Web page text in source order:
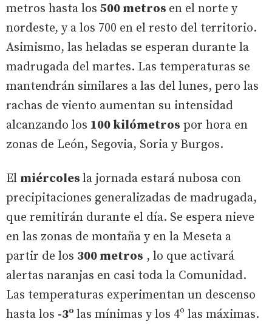
metros hasta los 500 metros en el norte y
nordeste, y a los 700 en el resto del territorio.
Asimismo, las heladas se esperan durante la
madrugada del martes. Las temperaturas se
mantendrán similares a las del lunes, pero las
rachas de viento aumentan su intensidad
alcanzando los 100 kilómetros por hora en
zonas de León, Segovia, Soria y Burgos.
El miércoles la jornada estará nubosa con
precipitaciones generalizadas de madrugada,
que remitirán durante el día. Se espera nieve
en las zonas de montaña y en la Meseta a
partir de los 300 metros , lo que activará
alertas naranjas en casi toda la Comunidad.
Las temperaturas experimentan un descenso
hasta los -3º las mínimas y los 4º las máximas.